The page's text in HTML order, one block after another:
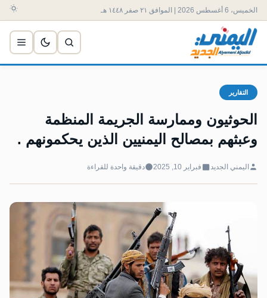
الخميس، 6 أغسطس 2026 | الموافق ٢١ صفر ١٤٤٨ هـ
التقارير
الحوثيون وممارسة الجريمة المنظمة
وعبثهم بمصالح اليمنيين الذين يحكمونهم .
اليمني الجديد فبراير 10, 2025 دقيقة واحدة للقراءة